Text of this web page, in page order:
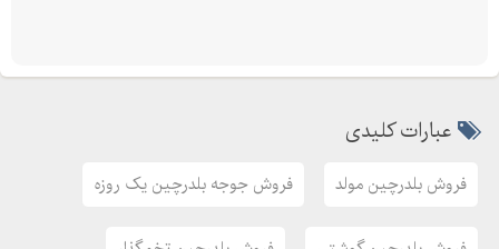
عبارات کلیدی
فروش بلدرچین مولد فروش جوجه بلدرچین یک روزه